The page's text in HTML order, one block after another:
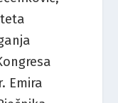
Emira